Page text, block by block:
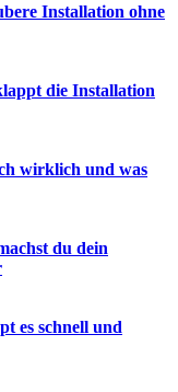
Installation ohne
die Installation
wirklich und was
du dein
es schnell und